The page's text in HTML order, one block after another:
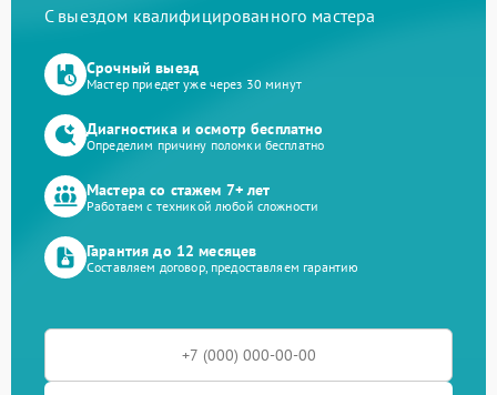
С выездом квалифицированного мастера
Срочный выезд
Мастер приедет уже через 30 минут
Диагностика и осмотр бесплатно
Определим причину поломки бесплатно
Мастера со стажем 7+ лет
Работаем с техникой любой сложности
Гарантия до 12 месяцев
Составляем договор, предоставляем гарантию